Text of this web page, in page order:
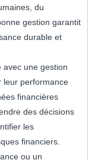
du
gestion garantit
durable et
avec une gestion
leur performance
financières
des décisions
les
financiers.
ou un